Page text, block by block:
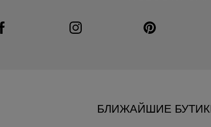
Visit us on Facebook
Link Opens in New Tab Visit us on Instagram
Link Opens in New Tab Visit us on Pinterest
Link Opens in New Tab
БЛИЖАЙШИЕ